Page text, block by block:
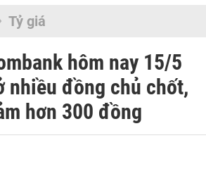
Tỷ giá
hôm nay 15/5
nhiều đồng chủ chốt,
hơn 300 đồng